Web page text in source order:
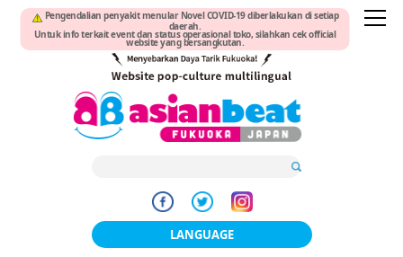
Pengendalian penyakit menular Novel COVID-19 diberlakukan di setiap
daerah.
Untuk info terkait event dan status operasional toko, silahkan cek official
website yang bersangkutan.
LANGUAGE